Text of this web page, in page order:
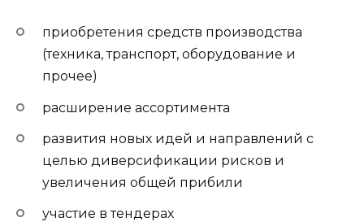
приобретения средств производства
(техника, транспорт, оборудование и
прочее)
расширение ассортимента
развития новых идей и направлений с
целью диверсификации рисков и
увеличения общей прибили
участие в тендерах